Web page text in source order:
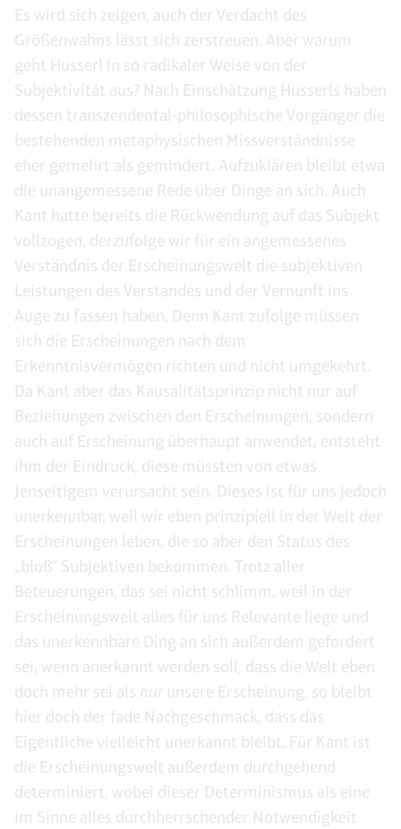
Es wird sich zeigen, auch der Verdacht des
Größenwahns lässt sich zerstreuen. Aber warum
geht Husserl in so radikaler Weise von der
Subjektivität aus? Nach Einschätzung Husserls haben
dessen transzendental-philosophische Vorgänger die
bestehenden metaphysischen Missverständnisse
eher gemehrt als gemindert. Aufzuklären bleibt etwa
die unangemessene Rede über Dinge an sich. Auch
Kant hatte bereits die Rückwendung auf das Subjekt
vollzogen, derzufolge wir für ein angemessenes
Verständnis der Erscheinungswelt die subjektiven
Leistungen des Verstandes und der Vernunft ins
Auge zu fassen haben. Denn Kant zufolge müssen
sich die Erscheinungen nach dem
Erkenntnisvermögen richten und nicht umgekehrt.
Da Kant aber das Kausalitätsprinzip nicht nur auf
Beziehungen zwischen den Erscheinungen, sondern
auch auf Erscheinung überhaupt anwendet, entsteht
ihm der Eindruck, diese müssten von etwas
Jenseitigem verursacht sein. Dieses ist für uns jedoch
unerkennbar, weil wir eben prinzipiell in der Welt der
Erscheinungen leben, die so aber den Status des
„bloß“ Subjektiven bekommen. Trotz aller
Beteuerungen, das sei nicht schlimm, weil in der
Erscheinungswelt alles für uns Relevante liege und
das unerkennbare Ding an sich außerdem gefordert
sei, wenn anerkannt werden soll, dass die Welt eben
doch mehr sei als nur unsere Erscheinung, so bleibt
hier doch der fade Nachgeschmack, dass das
Eigentliche vielleicht unerkannt bleibt. Für Kant ist
die Erscheinungswelt außerdem durchgehend
determiniert, wobei dieser Determinismus als eine
im Sinne alles durchherrschender Notwendigkeit